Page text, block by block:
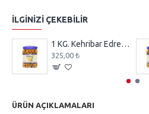
İLGİNİZİ ÇEKEBİLİR
1 KG. Kehribar Edremit Çizik Yeşil Zeytin
325,00 ₺
ÜRÜN AÇIKLAMALARI